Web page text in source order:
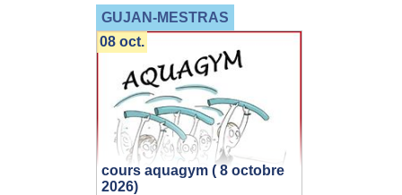
GUJAN-MESTRAS
cours aquagym ( 8 octobre
2026)
08 oct.